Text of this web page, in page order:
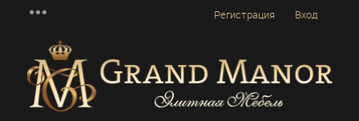
Вход
Регистрация